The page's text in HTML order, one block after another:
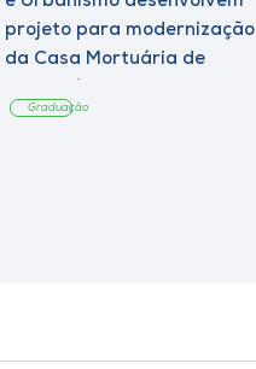
projeto para modernização
da Casa Mortuária de
Graduação